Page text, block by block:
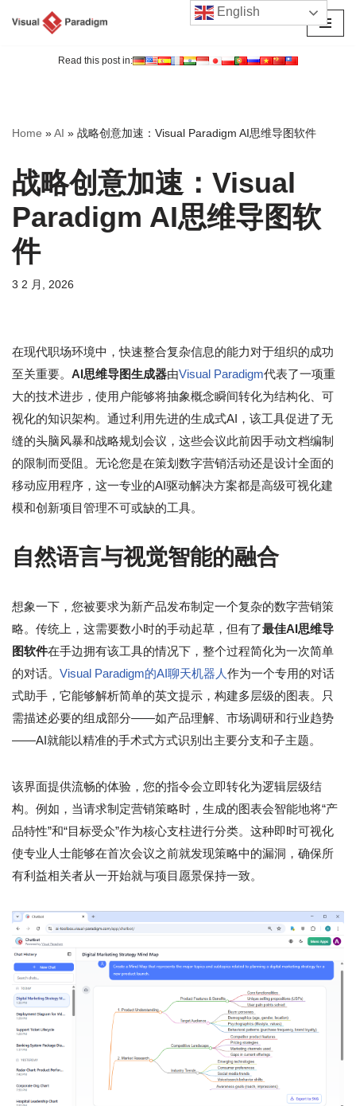
Read this post in:
Home »AI » 战略创意加速：Visual Paradigm AI思维导图软件
战略创意加速：Visual
Paradigm AI思维导图软
件
3 2 月, 2026
在现代职场环境中，快速整合复杂信息的能力对于组织的成功
至关重要。 AI思维导图生成器由Visual Paradigm代表了一项重
大的技术进步，使用户能够将抽象概念瞬间转化为结构化、可
视化的知识架构。通过利用先进的生成式AI，该工具促进了无
缝的头脑风暴和战略规划会议，这些会议此前因手动文档编制
的限制而受阻。无论您是在策划数字营销活动还是设计全面的
移动应用程序，这一专业的AI驱动解决方案都是高级可视化建
模和创新项目管理不可或缺的工具。
自然语言与视觉智能的融合
想象一下，您被要求为新产品发布制定一个复杂的数字营销策
略。传统上，这需要数小时的手动起草，但有了最佳AI思维导
图软件在手边拥有该工具的情况下，整个过程简化为一次简单
的对话。 Visual Paradigm的AI聊天机器人作为一个专用的对话
式助手，它能够解析简单的英文提示，构建多层级的图表。只
需描述必要的组成部分——如产品理解、市场调研和行业趋势
——AI就能以精准的手术式方式识别出主要分支和子主题。
该界面提供流畅的体验，您的指令会立即转化为逻辑层级结
构。例如，当请求制定营销策略时，生成的图表会智能地将“产
品特性”和“目标受众”作为核心支柱进行分类。这种即时可视化
使专业人士能够在首次会议之前就发现策略中的漏洞，确保所
有利益相关者从一开始就与项目愿景保持一致。
English